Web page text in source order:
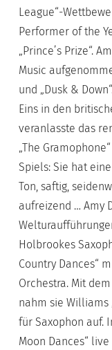
League“-
Performer of the
„Prince’s Prize“.
Music
und „Dusk &
Eins in den
veranlasste das
„The
Spiels: Sie hat
Ton, saftig,
aufreizend … Amy
Holbrookes
Country Dances“
Orchestra. Mit
nahm sie Williams
für Saxophon auf.
Moon Dances“